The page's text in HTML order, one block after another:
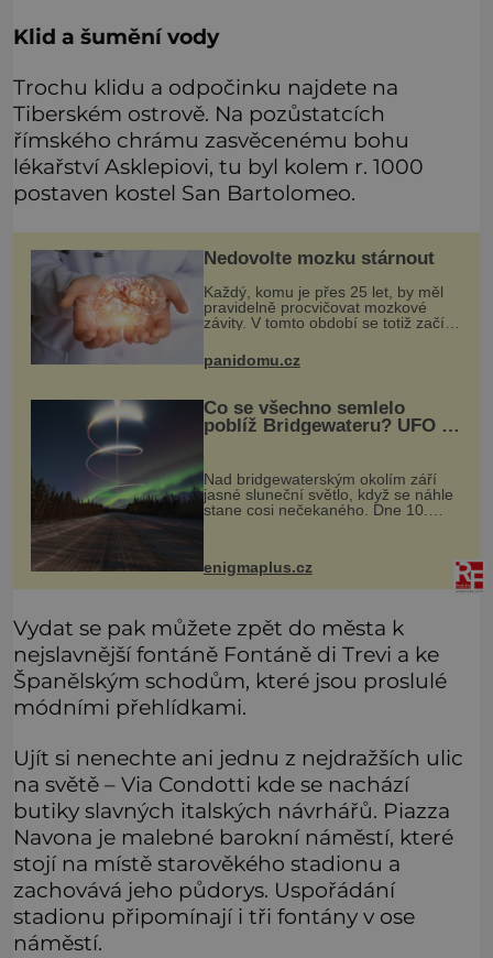
Klid a šumění vody
Trochu klidu a odpočinku najdete na
Tiberském ostrově. Na pozůstatcích
římského chrámu zasvěcenému bohu
lékařství Asklepiovi, tu byl kolem r. 1000
postaven kostel San Bartolomeo.
Nedovolte mozku stárnout
Každý, komu je přes 25 let, by měl
pravidelně procvičovat mozkové
závity. V tomto období se totiž začíná
problém vzpomenout si na jméno
kolegy z práce. Nebo marně v
panidomu.cz
Co se všechno semlelo
poblíž Bridgewateru? UFO na
Nad bridgewaterským okolím září
jasné sluneční světlo, když se náhle
stane cosi nečekaného. Dne 10.
května roku 1760 v deset hodin
přeletu UFO
enigmaplus.cz
Vydat se pak můžete zpět do města k
nejslavnější fontáně Fontáně di Trevi a ke
Španělským schodům, které jsou proslulé
módními přehlídkami.
Ujít si nenechte ani jednu z nejdražších ulic
na světě – Via Condotti kde se nachází
butiky slavných italských návrhářů. Piazza
Navona je malebné barokní náměstí, které
stojí na místě starověkého stadionu a
zachovává jeho půdorys. Uspořádání
stadionu připomínají i tři fontány v ose
náměstí.